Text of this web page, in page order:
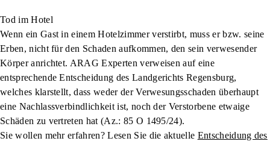
Tod im Hotel
Wenn ein Gast in einem Hotelzimmer verstirbt, muss er bzw. seine
Erben, nicht für den Schaden aufkommen, den sein verwesender
Körper anrichtet. ARAG Experten verweisen auf eine
entsprechende Entscheidung des Landgerichts Regensburg,
welches klarstellt, dass weder der Verwesungsschaden überhaupt
eine Nachlassverbindlichkeit ist, noch der Verstorbene etwaige
Schäden zu vertreten hat (Az.: 85 O 1495/24).
Sie wollen mehr erfahren? Lesen Sie die aktuelle Entscheidung des